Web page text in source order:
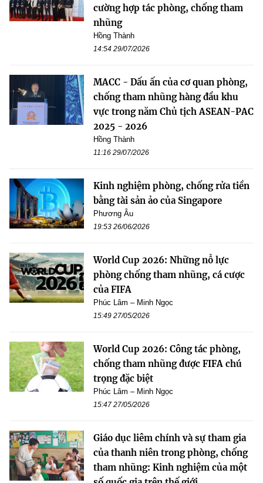
cường hợp tác phòng, chống tham
nhũng
Hồng Thành
14:54 29/07/2026
MACC - Dấu ấn của cơ quan phòng,
chống tham nhũng hàng đầu khu
vực trong năm Chủ tịch ASEAN-PAC
2025 - 2026
Hồng Thành
11:16 29/07/2026
Kinh nghiệm phòng, chống rửa tiền
bằng tài sản ảo của Singapore
Phương Âu
19:53 26/06/2026
World Cup 2026: Những nỗ lực
phòng chống tham nhũng, cá cược
của FIFA
Phúc Lâm – Minh Ngọc
15:49 27/05/2026
World Cup 2026: Công tác phòng,
chống tham nhũng được FIFA chú
trọng đặc biệt
Phúc Lâm – Minh Ngọc
15:47 27/05/2026
Giáo dục liêm chính và sự tham gia
của thanh niên trong phòng, chống
tham nhũng: Kinh nghiệm của một